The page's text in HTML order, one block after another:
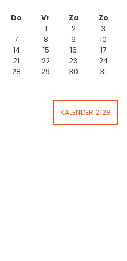
Do Vr Za
Zo
1 2
3
7 8 9
10
14 15 16
17
21 22 23
24
28 29 30 31
KALENDER 2128